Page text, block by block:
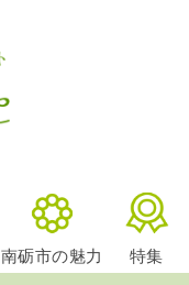
南砺市の魅力 特集